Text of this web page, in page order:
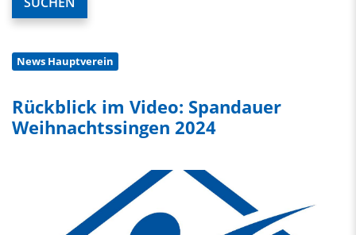
News Hauptverein
Rückblick im Video: Spandauer
Weihnachtssingen 2024